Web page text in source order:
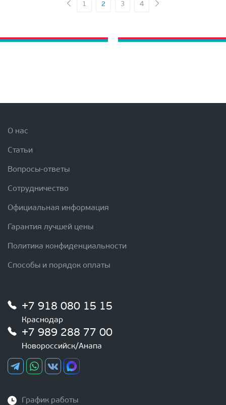
1 2 3 4
О нас
Статьи
Вопросы-ответы
Сотрудничество
Официальная информация
Гарантия лучшей цены
Политика конфиденциальности
Способы и порядок оплаты
+7 918 080 15 15
Краснодар
+7 989 288 77 00
Новороссийск/Анапа
График работы